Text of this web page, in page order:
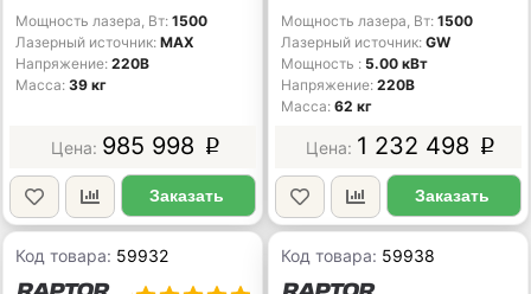
Мощность лазера, Вт 1500
Лазерный источник MAX
Напряжение 220В
Масса 39 кг
985 998 p
Заказать
Мощность лазера, Вт 1500
Лазерный источник GW
Мощность
5.00 кВт
Напряжение 220В
Масса 62 кг
1 232 498 p
Заказать
Код товара: 59932 Код товара: 59938